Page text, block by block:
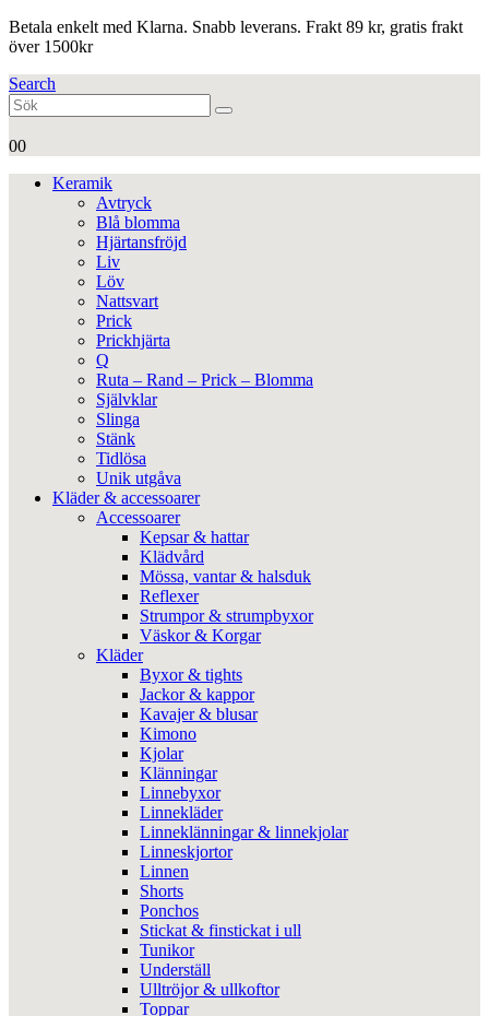
Betala enkelt med Klarna. Snabb leverans. Frakt 89 kr, gratis frakt
över 1500kr
Search
00
Keramik
Avtryck
Blå blomma
Hjärtansfröjd
Liv
Löv
Nattsvart
Prick
Prickhjärta
Q
Ruta – Rand – Prick – Blomma
Självklar
Slinga
Stänk
Tidlösa
Unik utgåva
Kläder & accessoarer
Accessoarer
Kepsar & hattar
Klädvård
Mössa, vantar & halsduk
Reflexer
Strumpor & strumpbyxor
Väskor & Korgar
Kläder
Byxor & tights
Jackor & kappor
Kavajer & blusar
Kimono
Kjolar
Klänningar
Linnebyxor
Linnekläder
Linneklänningar & linnekjolar
Linneskjortor
Linnen
Shorts
Ponchos
Stickat & finstickat i ull
Tunikor
Underställ
Ulltröjor & ullkoftor
Toppar